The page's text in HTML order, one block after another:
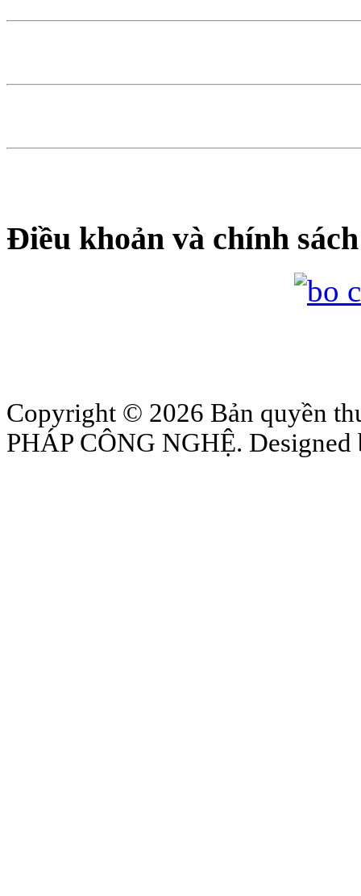
Điều khoản và chính sách
Copyright © 2026 Bản quyền
PHÁP CÔNG NGHỆ.